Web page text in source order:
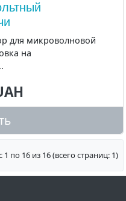
для микроволновой
на
1 по 16 из 16 (всего страниц: 1)